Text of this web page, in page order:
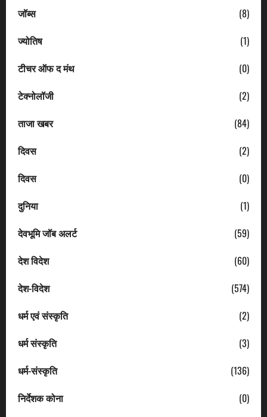
जॉब्स
(8)
ज्योतिष
(1)
टीचर ऑफ द मंथ
(0)
टेक्नोलॉजी
(2)
ताजा खबर
(84)
दिवस
(2)
दिवस
(0)
दुनिया
(1)
देवभूमि जॉब अलर्ट
(59)
देश विदेश
(60)
देश-विदेश
(574)
धर्म एवं संस्कृति
(2)
धर्म संस्कृति
(3)
धर्म-संस्कृति
(136)
निर्देशक कोना
(0)